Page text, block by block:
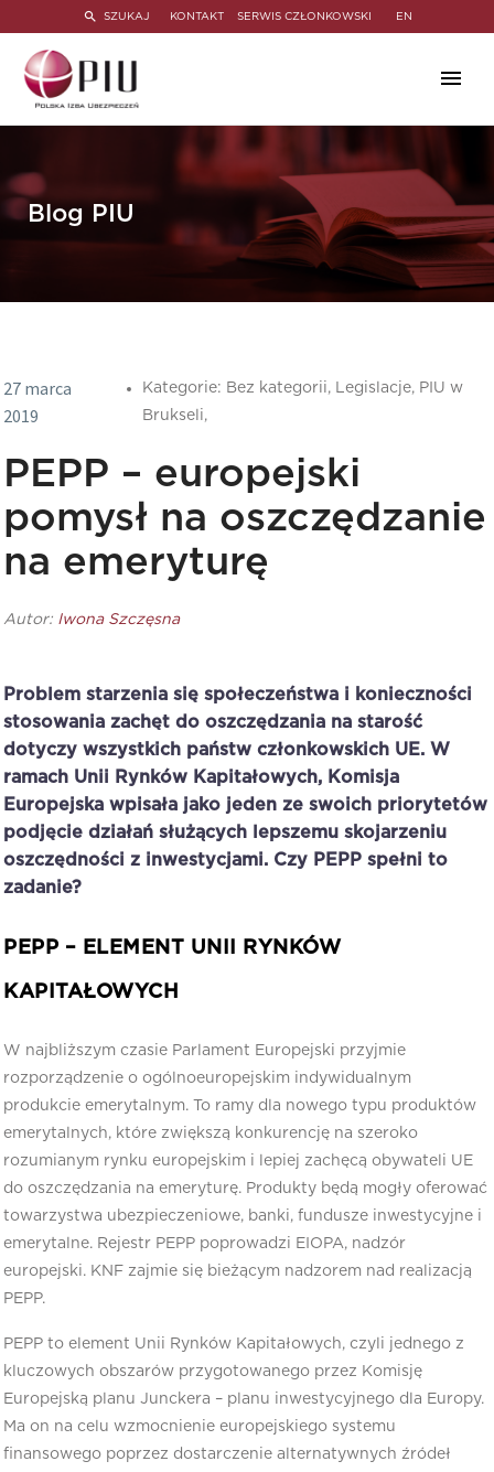
SZUKAJ KONTAKT SERWIS CZŁONKOWSKI EN
Blog PIU
27 marca
2019
Kategorie: Bez kategorii, Legislacje, PIU w
Brukseli,
PEPP – europejski
pomysł na oszczędzanie
na emeryturę
Autor: Iwona Szczęsna
Problem starzenia się społeczeństwa i konieczności
stosowania zachęt do oszczędzania na starość
dotyczy wszystkich państw członkowskich UE. W
ramach Unii Rynków Kapitałowych, Komisja
Europejska wpisała jako jeden ze swoich priorytetów
podjęcie działań służących lepszemu skojarzeniu
oszczędności z inwestycjami. Czy PEPP spełni to
zadanie?
PEPP – ELEMENT UNII RYNKÓW
KAPITAŁOWYCH
W najbliższym czasie Parlament Europejski przyjmie
rozporządzenie o ogólnoeuropejskim indywidualnym
produkcie emerytalnym. To ramy dla nowego typu produktów
emerytalnych, które zwiększą konkurencję na szeroko
rozumianym rynku europejskim i lepiej zachęcą obywateli UE
do oszczędzania na emeryturę. Produkty będą mogły oferować
towarzystwa ubezpieczeniowe, banki, fundusze inwestycyjne i
emerytalne. Rejestr PEPP poprowadzi EIOPA, nadzór
europejski. KNF zajmie się bieżącym nadzorem nad realizacją
PEPP.
PEPP to element Unii Rynków Kapitałowych, czyli jednego z
kluczowych obszarów przygotowanego przez Komisję
Europejską planu Junckera – planu inwestycyjnego dla Europy.
Ma on na celu wzmocnienie europejskiego systemu
finansowego poprzez dostarczenie alternatywnych źródeł